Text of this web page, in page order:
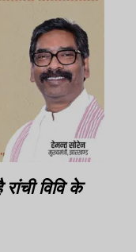
विवि के